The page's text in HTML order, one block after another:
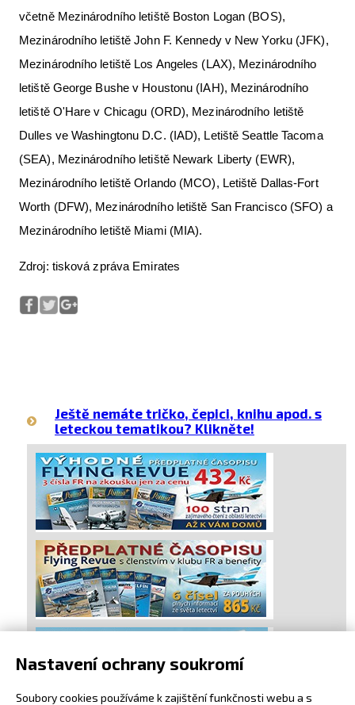
včetně Mezinárodního letiště Boston Logan (BOS),
Mezinárodního letiště John F. Kennedy v New Yorku (JFK),
Mezinárodního letiště Los Angeles (LAX), Mezinárodního
letiště George Bushe v Houstonu (IAH), Mezinárodního
letiště O'Hare v Chicagu (ORD), Mezinárodního letiště
Dulles ve Washingtonu D.C. (IAD), Letiště Seattle Tacoma
(SEA), Mezinárodního letiště Newark Liberty (EWR),
Mezinárodního letiště Orlando (MCO), Letiště Dallas-Fort
Worth (DFW), Mezinárodního letiště San Francisco (SFO) a
Mezinárodního letiště Miami (MIA).
Zdroj: tisková zpráva Emirates
Ještě nemáte tričko, čepici, knihu apod. s
leteckou tematikou? Klikněte!
Nastavení ochrany soukromí
Soubory cookies používáme k zajištění funkčnosti webu a s